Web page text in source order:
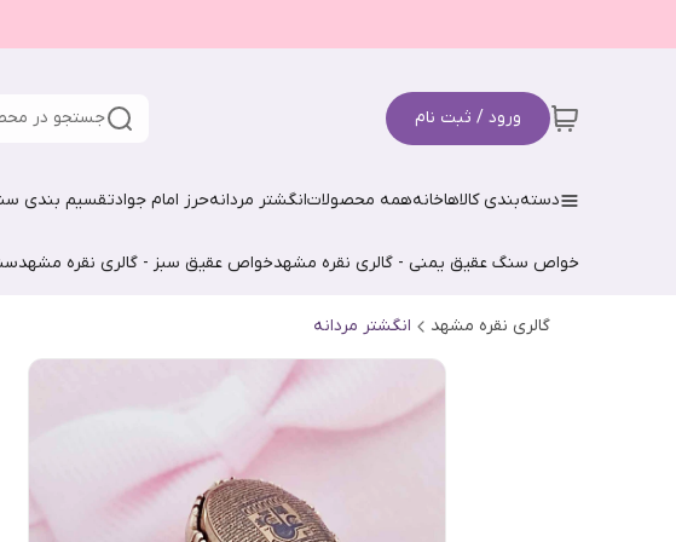
ورود / ثبت نام جستجو در
دسته‌بندی کالاهاخانههمه محصولاتانگشتر مردانهحرز امام جوادتقسیم بندی
خواص سنگ عقیق یمنی - گالری نقره مشهدخواص عقیق سبز - گالری نقره مشهد
گالری نقره مشهد انگشتر مردانه